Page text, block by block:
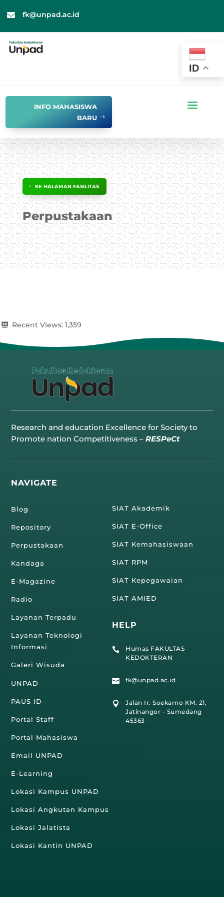
 fk@unpad.ac.id
ID
INFO MAHASISWA
BARU
KE HALAMAN FASILITAS
Perpustakaan
Recent Views: 1,359
Research and education Excellence for Society to
Promote nation Competitiveness –RESPeCt
NAVIGATE
Blog
Repository
Perpustakaan
Kandaga
E-Magazine
Radio
Layanan Terpadu
Layanan Teknologi
Informasi
Galeri Wisuda
UNPAD
PAUS ID
Portal Staff
Portal Mahasiswa
Email UNPAD
E-Learning
Lokasi Kampus UNPAD
Lokasi Angkutan Kampus
Lokasi Jalatista
Lokasi Kantin UNPAD
SIAT Akademik
SIAT E-Office
SIAT Kemahasiswaan
SIAT RPM
SIAT Kepegawaian
SIAT AMIED
HELP

Humas FAKULTAS
KEDOKTERAN
 fk@unpad.ac.id

Jalan Ir. Soekarno KM. 21,
Jatinangor - Sumedang
45363